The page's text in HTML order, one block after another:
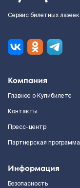
Сервис билетных лазеек
Компания
Главное о Купибилете
Контакты
Пресс-центр
Партнерская программа
Информация
Безопасность